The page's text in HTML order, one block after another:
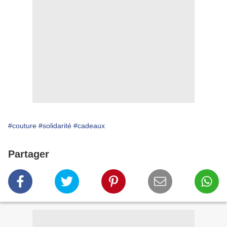
#couture #solidarité #cadeaux
Partager